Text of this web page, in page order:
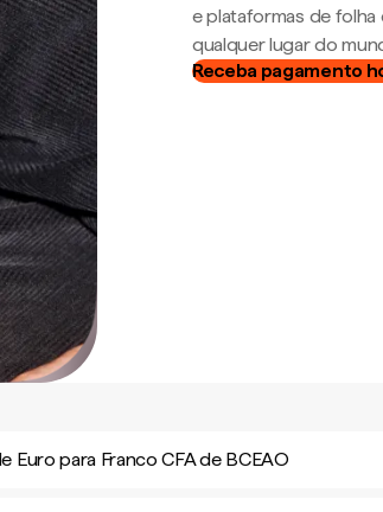
e plataformas de folha
qualquer lugar do
Receba pagamento
Euro para Franco CFA de BCEAO